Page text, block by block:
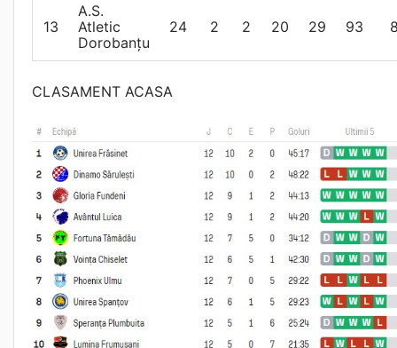
13
A.S.
Atletic
Dorobanțu
24 2 2 20 29 93
CLASAMENT ACASA